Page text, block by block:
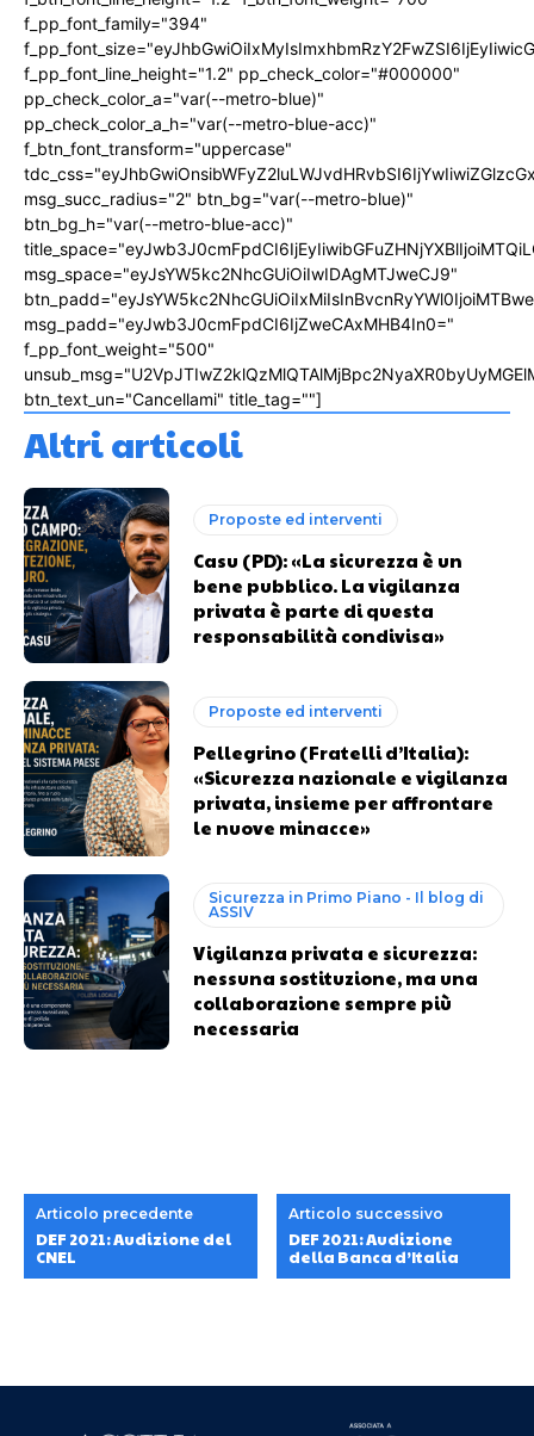
f_pp_font_family="394"
f_pp_font_line_height="1.2" pp_check_color="#000000"
pp_check_color_a="var(--metro-blue)"
pp_check_color_a_h="var(--metro-blue-acc)"
f_btn_font_transform="uppercase"
msg_succ_radius="2" btn_bg="var(--metro-blue)"
btn_bg_h="var(--metro-blue-acc)"
msg_space="eyJsYW5kc2NhcGUiOiIwIDAgMTJweCJ9"
msg_padd="eyJwb3J0cmFpdCI6IjZweCAxMHB4In0="
f_pp_font_weight="500"
btn_text_un="Cancellami" title_tag=""]
Altri articoli
Proposte ed interventi
Casu (PD): «La sicurezza è un
bene pubblico. La vigilanza
privata è parte di questa
responsabilità condivisa»
Proposte ed interventi
Pellegrino (Fratelli d’Italia):
«Sicurezza nazionale e vigilanza
privata, insieme per affrontare
le nuove minacce»
Sicurezza in Primo Piano - Il blog di
ASSIV
Vigilanza privata e sicurezza:
nessuna sostituzione, ma una
collaborazione sempre più
necessaria
Articolo precedente
DEF 2021: Audizione del
CNEL
Articolo successivo
DEF 2021: Audizione
della Banca d’Italia